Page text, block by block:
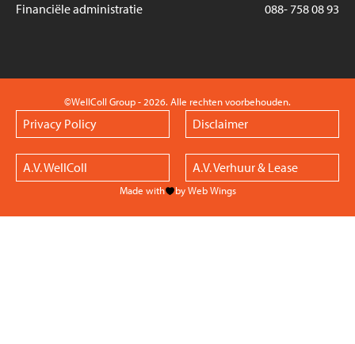
Financiële administratie
088- 758 08 93
©WellColl Group - 2026. Alle rechten voorbehouden.
Privacy Policy Disclaimer
A.V. WellColl A.V. Verhuur & Lease
Made with by Web Wings